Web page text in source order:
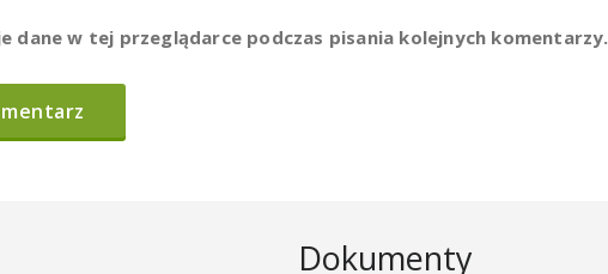
dane w tej przeglądarce podczas pisania kolejnych komentarzy.
Dokumenty